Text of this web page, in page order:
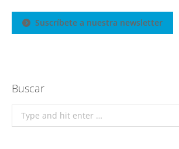
Suscríbete a nuestra newsletter
Buscar
Search: